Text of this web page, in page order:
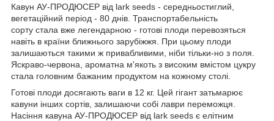
Кавун АУ-ПРОДЮСЕР від lark seeds - середньостиглий,
вегетаційний період - 80 днів. Транспортабельність
сорту стала вже легендарною - готові плоди перевозяться
навіть в країни ближнього зарубіжжя. При цьому плоди
залишаються такими ж привабливими, ніби тільки-но з поля.
Яскраво-червона, ароматна м'якоть з високим вмістом цукру
стала головним бажаним продуктом на кожному столі.
Готові плоди досягають ваги в 12 кг. Цей гігант затьмарює
кавуни інших сортів, залишаючи собі лаври переможця.
Насіння кавуна АУ-ПРОДЮСЕР від lark seeds є елітним